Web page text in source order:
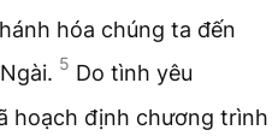
hóa chúng ta đến
5 Do tình yêu
hoạch định chương trình